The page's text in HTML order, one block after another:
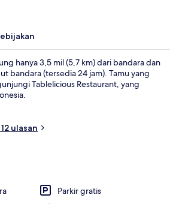
hanya 3,5 mil (5,7 km) dari bandara dan
bandara (tersedia 24 jam). Tamu yang
Tablelicious Restaurant, yang
ulasan
Parkir gratis